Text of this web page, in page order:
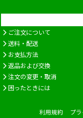
ご注文について
送料・配送
お支払方法
返品および交換
注文の変更・取消
困ったときには
利用規約 プ